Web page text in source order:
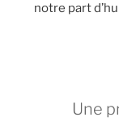
notre part
Une